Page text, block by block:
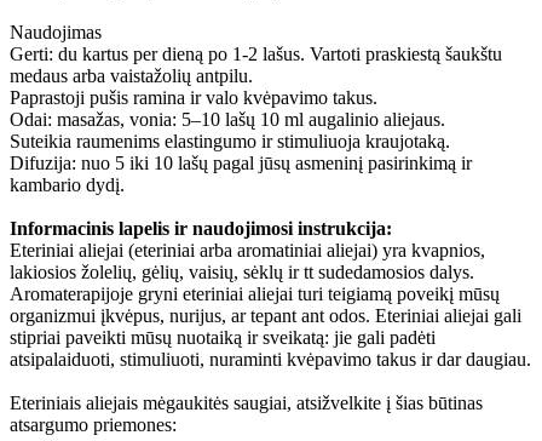
Naudojimas
Gerti: du kartus per dieną po 1-2 lašus. Vartoti praskiestą šaukštu
medaus arba vaistažolių antpilu.
Paprastoji pušis ramina ir valo kvėpavimo takus.
Odai: masažas, vonia: 5–10 lašų 10 ml augalinio aliejaus.
Suteikia raumenims elastingumo ir stimuliuoja kraujotaką.
Difuzija: nuo 5 iki 10 lašų pagal jūsų asmeninį pasirinkimą ir
kambario dydį.
Informacinis lapelis ir naudojimosi instrukcija:
Eteriniai aliejai (eteriniai arba aromatiniai aliejai) yra kvapnios,
lakiosios žolelių, gėlių, vaisių, sėklų ir tt sudedamosios dalys.
Aromaterapijoje gryni eteriniai aliejai turi teigiamą poveikį mūsų
organizmui įkvėpus, nurijus, ar tepant ant odos. Eteriniai aliejai gali
stipriai paveikti mūsų nuotaiką ir sveikatą: jie gali padėti
atsipalaiduoti, stimuliuoti, nuraminti kvėpavimo takus ir dar daugiau.
Eteriniais aliejais mėgaukitės saugiai, atsižvelkite į šias būtinas
atsargumo priemones: